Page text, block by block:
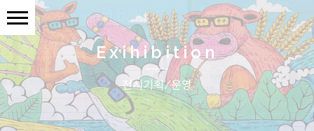
Exihibition
전시기획/운영